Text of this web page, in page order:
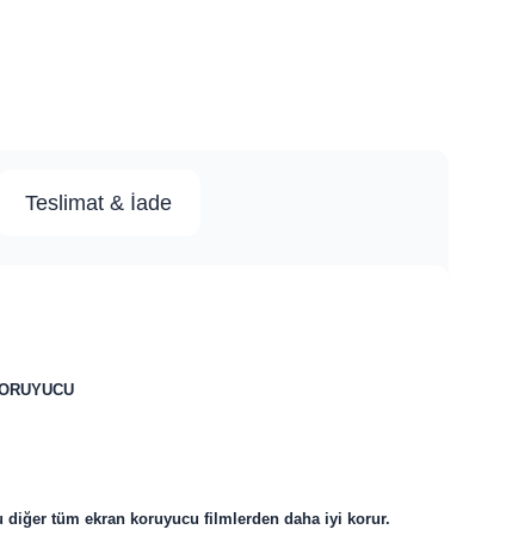
Teslimat & İade
tüm ekran koruyucu filmlerden daha iyi korur.